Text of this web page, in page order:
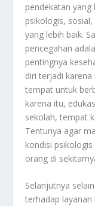
pendekatan
psikologis,
yang lebih baik.
pencegahan
pentingnya
diri terjadi
tempat untuk
karena itu,
sekolah, tempat
Tentunya agar
kondisi
orang di
Selanjutnya
terhadap